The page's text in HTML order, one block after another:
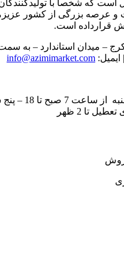
از 40 سال است که شخصا با
و عرصه بزرگی از کشور
قرارداده است.
کرج – میدان استاندارد – به
ایمیل: info@azimimarket.com
تا 2 ظهر